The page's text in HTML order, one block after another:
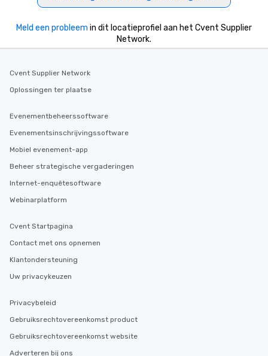
Meld een probleem in dit locatieprofiel aan het Cvent Supplier
Network.
Cvent Supplier Network
Oplossingen ter plaatse
Evenementbeheerssoftware
Evenementsinschrijvingssoftware
Mobiel evenement-app
Beheer strategische vergaderingen
Internet-enquêtesoftware
Webinarplatform
Cvent Startpagina
Contact met ons opnemen
Klantondersteuning
Uw privacykeuzen
Privacybeleid
Gebruiksrechtovereenkomst product
Gebruiksrechtovereenkomst website
Adverteren bij ons